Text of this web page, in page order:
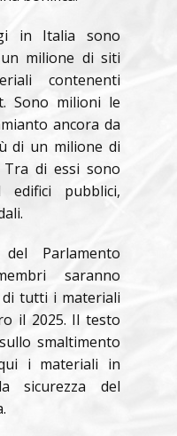
in Italia sono
milione di siti
contenenti
Sono milioni le
ancora da
di un milione di
di essi sono
edifici pubblici,
Parlamento
saranno
tutti i materiali
il 2025. Il testo
smaltimento
i materiali in
sicurezza del